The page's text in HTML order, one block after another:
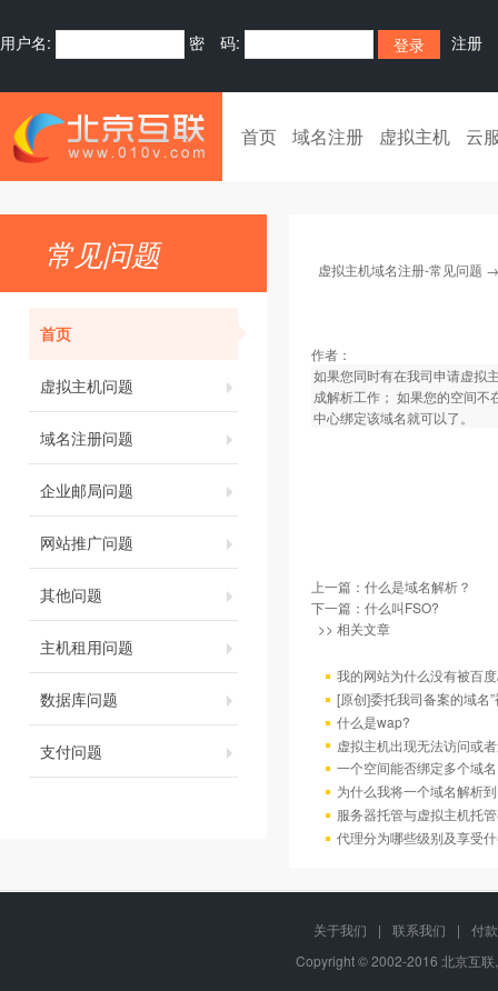
用户名: 密 码: 注册
首页 域名注册 虚拟主机 云
常见问题
首页
虚拟主机问题
域名注册问题
企业邮局问题
网站推广问题
其他问题
主机租用问题
数据库问题
支付问题
虚拟主机域名注册-常见问题
作者：
如果您同时有在我司申请虚拟
成解析工作； 如果您的空间
中心绑定该域名就可以了。
上一篇： 什么是域名解析？
下一篇： 什么叫FSO?
>> 相关文章
我的网站为什么没有被百
[原创]委托我司备案的域名
什么是wap?
虚拟主机出现无法访问或
一个空间能否绑定多个域
为什么我将一个域名解析
服务器托管与虚拟主机托
代理分为哪些级别及享受
关于我们 | 联系我们 |
付
Copyright © 2002-2016 北京互